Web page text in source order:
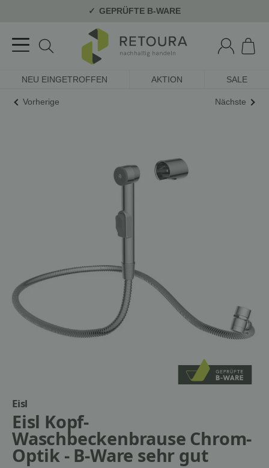
GEPRÜFTE B-WARE
NEU EINGETROFFEN AKTION SALE
Vorherige Nächste
Eisl
Eisl Kopf-
Waschbeckenbrause Chrom-
Optik - B-Ware sehr gut